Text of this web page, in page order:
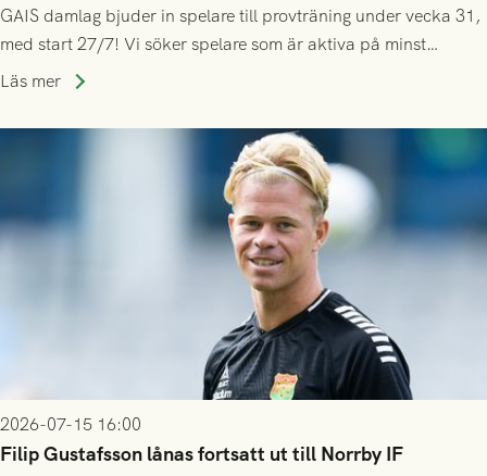
GAIS damlag bjuder in spelare till provträning under vecka 31,
med start 27/7! Vi söker spelare som är aktiva på minst
division 3-nivå.
Läs mer
2026-07-15 16:00
Filip Gustafsson lånas fortsatt ut till Norrby IF